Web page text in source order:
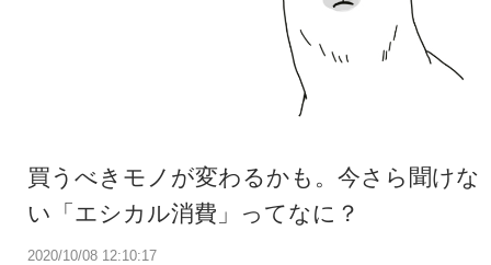
2020/10/08 12:10:17
買うべきモノが変わるかも。今さら聞けな
い「エシカル消費」ってなに？